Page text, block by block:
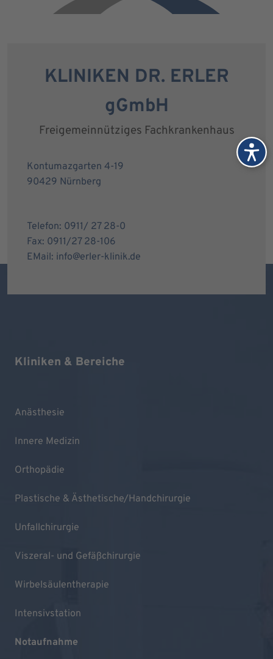
KLINIKEN DR. ERLER
gGmbH
Freigemeinnütziges Fachkrankenhaus
Kontumazgarten 4-19
90429 Nürnberg
Telefon: 0911/ 27 28-0
Fax: 0911/27 28-106
EMail: info@erler-klinik.de
Kliniken & Bereiche
Anästhesie
Innere Medizin
Orthopädie
Plastische & Ästhetische/Handchirurgie
Unfallchirurgie
Viszeral- und Gefäßchirurgie
Wirbelsäulentherapie
Intensivstation
Notaufnahme